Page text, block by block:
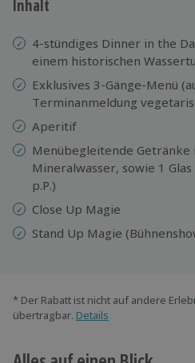
Inhalt
4-stündiges Dinner in the
einem historischen
Exklusives 3-Gänge-Menü
Terminanmeldung
Aperitif
Menübegleitende Getränke
Mineralwasser, sowie 1
p.P.)
Close Up Magie
Stand Up Magie
* Der Rabatt ist nicht auf andere
übertragbar. Details